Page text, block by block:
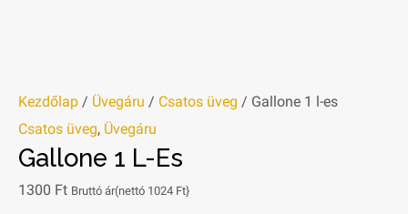
Kezdőlap / Üvegáru / Csatos üveg / Gallone 1 l-es
Csatos üveg, Üvegáru
Gallone 1 L-Es
1300 Ft Bruttó ár(nettó 1024 Ft}